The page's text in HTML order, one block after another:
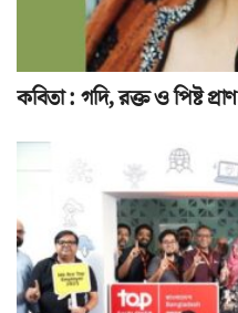
কবিতা : গদি, রক্ত ও পিষ্ট প্রাণ